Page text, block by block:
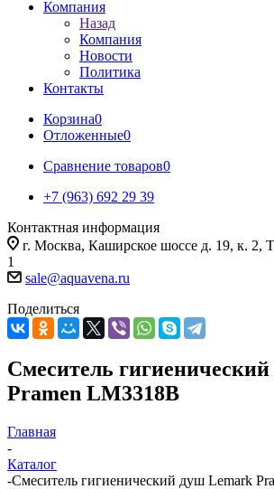
Компания
Назад
Компания
Новости
Политика
Контакты
Корзина0
Отложенные0
Сравнение товаров0
+7 (963) 692 29 39
Контактная информация
г. Москва, Каширское шоссе д. 19, к. 2,
1
sale@aquavena.ru
Поделиться
Смеситель
Pramen LM3318B
Главная
-
Каталог
-Смеситель гигиенический душ Lemark